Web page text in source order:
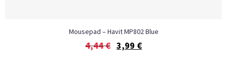
Mousepad – Havit MP802 Blue
4,44€ 3,99 €